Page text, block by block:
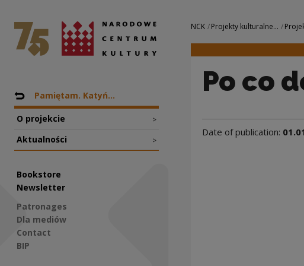
Po co do Polski |
National Centre for Culture Poland
Nawigacja
Back to: Projekty
Pamiętam. Katyń...
O projekcie >
Aktualności >
Bookstore
Newsletter
Patronages
Dla mediów
Contact
BIP
Navigation
NCK Projekty kulturalne...
Po co
Date of publication: